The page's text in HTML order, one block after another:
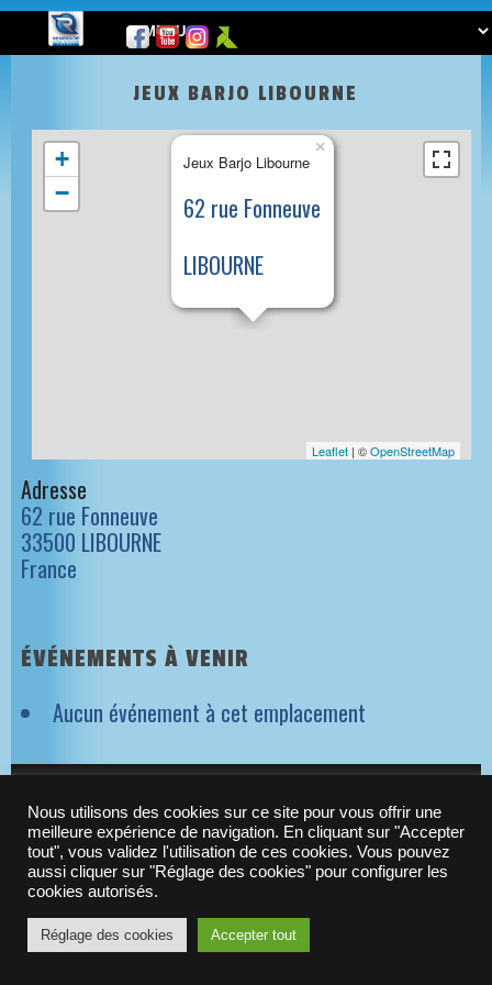
JEUX BARJO LIBOURNE
Jeux Barjo Libourne
62 rue Fonneuve
LIBOURNE
×
+
−
Leaflet | ©OpenStreetMap
Adresse
62 rue Fonneuve
33500 LIBOURNE
France
ÉVÉNEMENTS À VENIR
Aucun événement à cet emplacement
© 2010-2021 - Origames | N°Siret : 523 288 637 00029
Nous utilisons des cookies sur ce site pour vous offrir une
meilleure expérience de navigation. En cliquant sur "Accepter
tout", vous validez l'utilisation de ces cookies. Vous pouvez
aussi cliquer sur "Réglage des cookies" pour configurer les
cookies autorisés.
Réglage des cookies Accepter tout